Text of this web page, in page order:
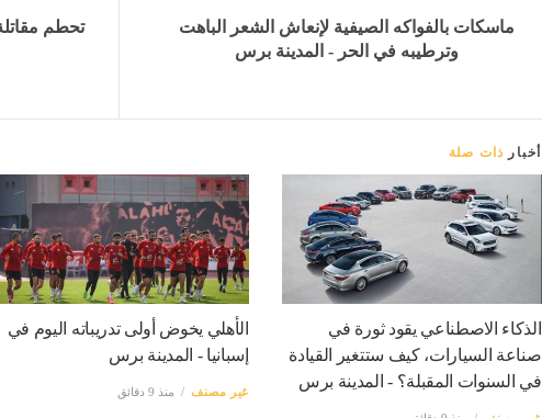
ماسكات بالفواكه الصيفية لإنعاش الشعر الباهت
وترطيبه في الحر - المدينة برس
أخبار ذات صلة
الذكاء الاصطناعي يقود ثورة في
صناعة السيارات، كيف ستتغير القيادة
في السنوات المقبلة؟ - المدينة برس
الأهلي يخوض أولى تدريباته اليوم في
إسبانيا - المدينة برس
غير مصنف منذ 9 دقائق